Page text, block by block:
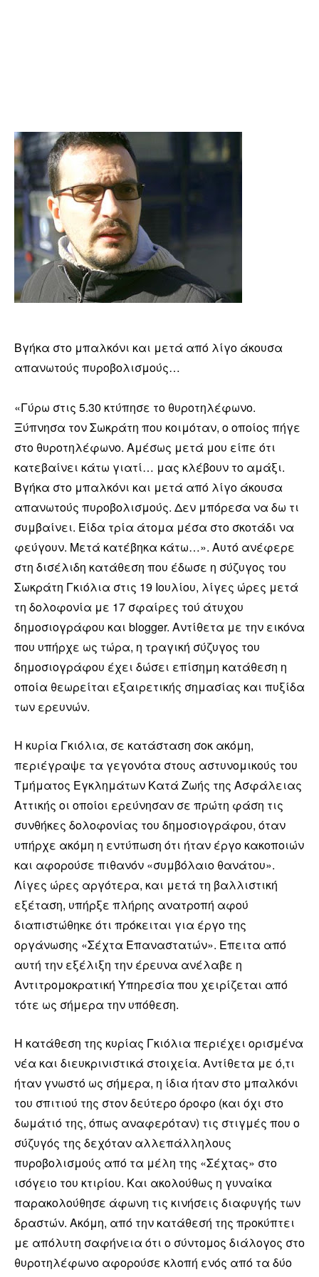
Βγήκα στο μπαλκόνι και μετά από λίγο άκουσα
απανωτούς πυροβολισμούς…
«Γύρω στις 5.30 κτύπησε το θυροτηλέφωνο.
Ξύπνησα τον Σωκράτη που κοιμόταν, ο οποίος πήγε
στο θυροτηλέφωνο. Αμέσως μετά μου είπε ότι
κατεβαίνει κάτω γιατί… μας κλέβουν το αμάξι.
Βγήκα στο μπαλκόνι και μετά από λίγο άκουσα
απανωτούς πυροβολισμούς. Δεν μπόρεσα να δω τι
συμβαίνει. Είδα τρία άτομα μέσα στο σκοτάδι να
φεύγουν. Μετά κατέβηκα κάτω…». Αυτό ανέφερε
στη δισέλιδη κατάθεση που έδωσε η σύζυγος του
Σωκράτη Γκιόλια στις 19 Ιουλίου, λίγες ώρες μετά
τη δολοφονία με 17 σφαίρες τού άτυχου
δημοσιογράφου και blogger. Αντίθετα με την εικόνα
που υπήρχε ως τώρα, η τραγική σύζυγος του
δημοσιογράφου έχει δώσει επίσημη κατάθεση η
οποία θεωρείται εξαιρετικής σημασίας και πυξίδα
των ερευνών.
Η κυρία Γκιόλια, σε κατάσταση σοκ ακόμη,
περιέγραψε τα γεγονότα στους αστυνομικούς του
Τμήματος Εγκλημάτων Κατά Ζωής της Ασφάλειας
Αττικής οι οποίοι ερεύνησαν σε πρώτη φάση τις
συνθήκες δολοφονίας του δημοσιογράφου, όταν
υπήρχε ακόμη η εντύπωση ότι ήταν έργο κακοποιών
και αφορούσε πιθανόν «συμβόλαιο θανάτου».
Λίγες ώρες αργότερα, και μετά τη βαλλιστική
εξέταση, υπήρξε πλήρης ανατροπή αφού
διαπιστώθηκε ότι πρόκειται για έργο της
οργάνωσης «Σέχτα Επαναστατών». Επειτα από
αυτή την εξέλιξη την έρευνα ανέλαβε η
Αντιτρομοκρατική Υπηρεσία που χειρίζεται από
τότε ως σήμερα την υπόθεση.
Η κατάθεση της κυρίας Γκιόλια περιέχει ορισμένα
νέα και διευκρινιστικά στοιχεία. Αντίθετα με ό,τι
ήταν γνωστό ως σήμερα, η ίδια ήταν στο μπαλκόνι
του σπιτιού της στον δεύτερο όροφο (και όχι στο
δωμάτιό της, όπως αναφερόταν) τις στιγμές που ο
σύζυγός της δεχόταν αλλεπάλληλους
πυροβολισμούς από τα μέλη της «Σέχτας» στο
ισόγειο του κτιρίου. Και ακολούθως η γυναίκα
παρακολούθησε άφωνη τις κινήσεις διαφυγής των
δραστών. Ακόμη, από την κατάθεσή της προκύπτει
με απόλυτη σαφήνεια ότι ο σύντομος διάλογος στο
θυροτηλέφωνο αφορούσε κλοπή ενός από τα δύο